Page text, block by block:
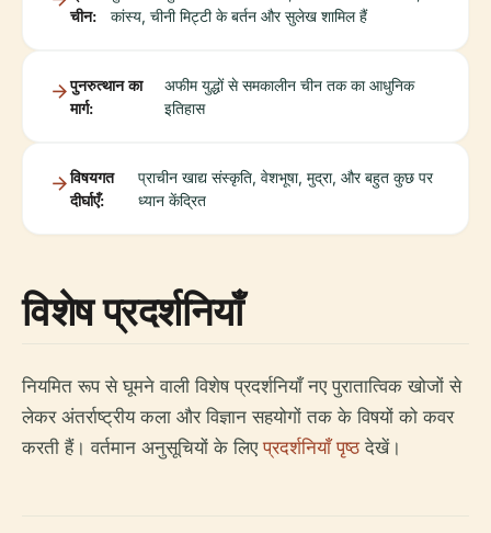
चीन:
कांस्य, चीनी मिट्टी के बर्तन और सुलेख शामिल हैं
पुनरुत्थान का
मार्ग:
अफीम युद्धों से समकालीन चीन तक का आधुनिक
इतिहास
विषयगत
दीर्घाएँ:
प्राचीन खाद्य संस्कृति, वेशभूषा, मुद्रा, और बहुत कुछ पर
ध्यान केंद्रित
विशेष प्रदर्शनियाँ
नियमित रूप से घूमने वाली विशेष प्रदर्शनियाँ नए पुरातात्विक खोजों से
लेकर अंतर्राष्ट्रीय कला और विज्ञान सहयोगों तक के विषयों को कवर
करती हैं। वर्तमान अनुसूचियों के लिएप्रदर्शनियाँ पृष्ठदेखें।